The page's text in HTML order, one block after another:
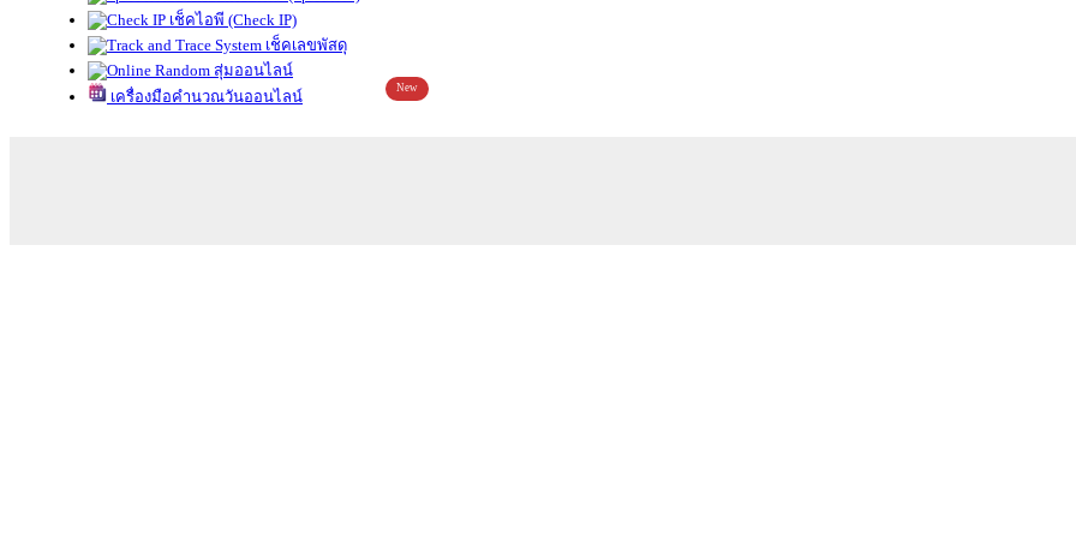
เช็คไอพี (Check IP)
เช็คเลขพัสดุ
สุ่มออนไลน์
เครื่องมือคำนวณวันออนไลน์
New